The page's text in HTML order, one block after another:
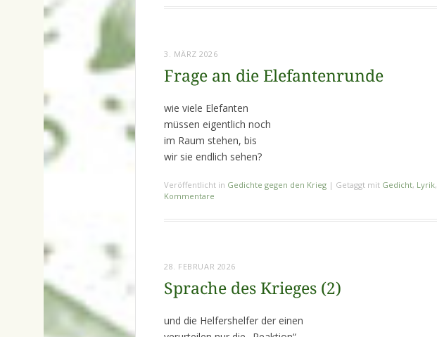
3. MÄRZ 2026
Frage an die Elefantenrunde
wie viele Elefanten
müssen eigentlich noch
im Raum stehen, bis
wir sie endlich sehen?
Veröffentlicht in Gedichte gegen den Krieg | Getaggt mit Gedicht, Lyrik,
Kommentare
28. FEBRUAR 2026
Sprache des Krieges (2)
und die Helfershelfer der einen